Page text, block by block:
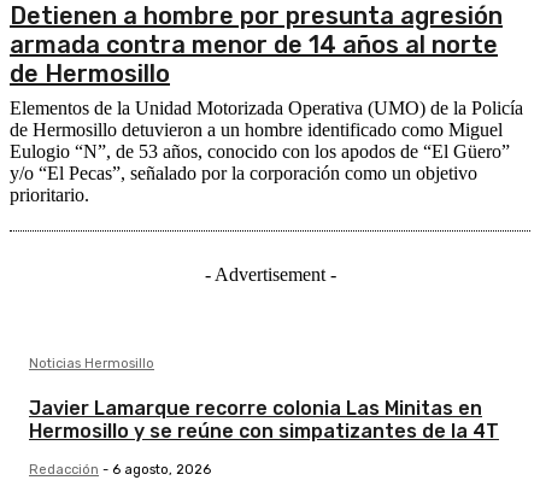
Detienen a hombre por presunta agresión
armada contra menor de 14 años al norte
de Hermosillo
Elementos de la Unidad Motorizada Operativa (UMO) de la Policía
de Hermosillo detuvieron a un hombre identificado como Miguel
Eulogio “N”, de 53 años, conocido con los apodos de “El Güero”
y/o “El Pecas”, señalado por la corporación como un objetivo
prioritario.
- Advertisement -
Noticias Hermosillo
Javier Lamarque recorre colonia Las Minitas en
Hermosillo y se reúne con simpatizantes de la 4T
Redacción - 6 agosto, 2026